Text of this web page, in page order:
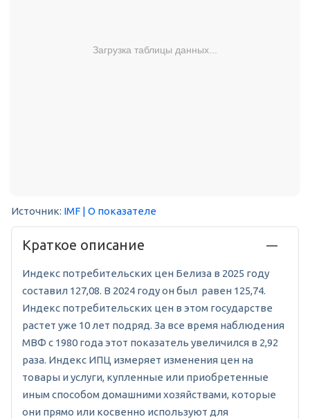
Загрузка таблицы данных...
Источник: IMF | О показателе
Краткое описание
Индекс потребительских цен Белиза в 2025 году
составил 127,08. В 2024 году он был равен 125,74.
Индекс потребительских цен в этом государстве
растет уже 10 лет подряд. За все время наблюдения
МВФ с 1980 года этот показатель увеличился в 2,92
раза. Индекс ИПЦ измеряет изменения цен на
товары и услуги, купленные или приобретенные
иным способом домашними хозяйствами, которые
они прямо или косвенно используют для